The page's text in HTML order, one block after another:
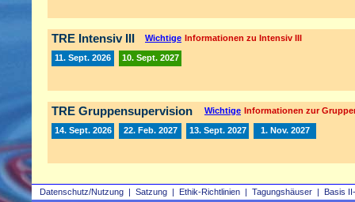
Datenschutz/Nutzung | Satzung | Ethik-Richtlinien | Tagungshäuser | Basis
TRE Intensiv III Wichtige Informationen zu Intensiv III
11. Sept. 2026 10. Sept. 2027
TRE Gruppensupervision Wichtige Informationen zur
14. Sept. 2026 22. Feb. 2027 13. Sept. 2027 1. Nov. 2027